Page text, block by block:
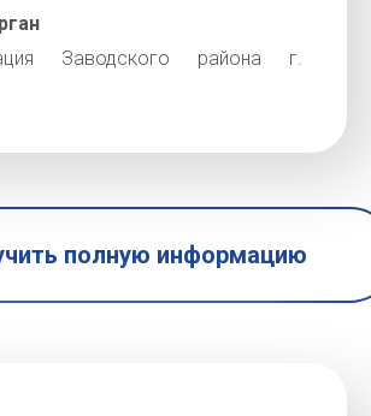
Заводского района г.
полную информацию